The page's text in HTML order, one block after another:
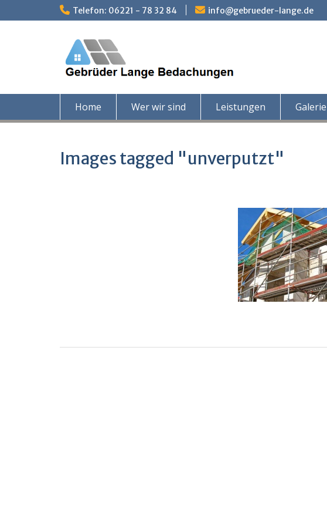
to
Telefon: 06221 - 78 32 84 info@gebrueder-lange.de
Home Wer wir sind Leistungen Galerie
Images tagged "unverputzt"